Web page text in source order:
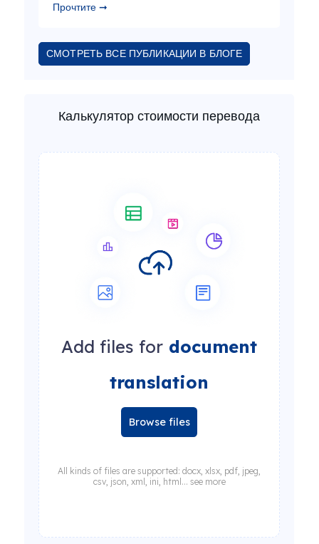
Прочтите ➞
СМОТРЕТЬ ВСЕ ПУБЛИКАЦИИ В БЛОГЕ
Калькулятор стоимости перевода
Add files for document
translation
Browse files
All kinds of files are supported: docx, xlsx, pdf, jpeg,
csv, json, xml, ini, html... see more